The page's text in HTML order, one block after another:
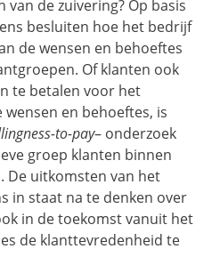
de zuivering? Op basis
besluiten hoe het bedrijf
de wensen en behoeftes
Of klanten ook
te betalen voor het
en behoeftes, is
to-pay– onderzoek
groep klanten binnen
De uitkomsten van het
in staat na te denken over
in de toekomst vanuit het
de klanttevredenheid te